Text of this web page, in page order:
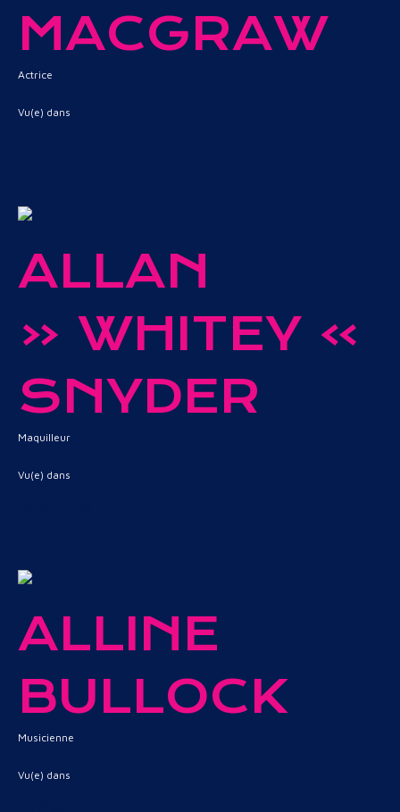
MACGRAW
Actrice
Vu(e) dans
ALLAN
« WHITEY »
SNYDER
Maquilleur
Vu(e) dans
ALLINE
BULLOCK
Musicienne
Vu(e) dans